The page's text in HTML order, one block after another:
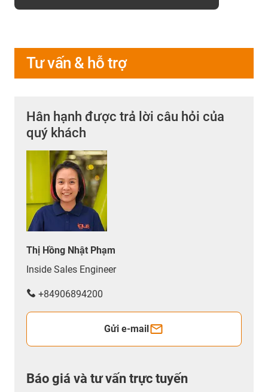
Tư vấn & hỗ trợ
Hân hạnh được trả lời câu hỏi của
quý khách
Thị Hồng Nhật Phạm
Inside Sales Engineer
+84906894200
Gửi e-mail
Báo giá và tư vấn trực tuyến